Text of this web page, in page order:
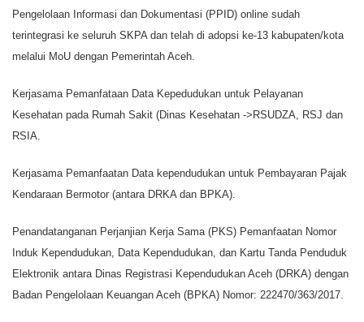
Pengelolaan Informasi dan Dokumentasi (PPID) online sudah
terintegrasi ke seluruh SKPA dan telah di adopsi ke-13 kabupaten/kota
melalui MoU dengan Pemerintah Aceh.
Kerjasama Pemanfataan Data Kepedudukan untuk Pelayanan
Kesehatan pada Rumah Sakit (Dinas Kesehatan ->RSUDZA, RSJ dan
RSIA.
Kerjasama Pemanfaatan Data kependudukan untuk Pembayaran Pajak
Kendaraan Bermotor (antara DRKA dan BPKA).
Penandatanganan Perjanjian Kerja Sama (PKS) Pemanfaatan Nomor
Induk Kependudukan, Data Kependudukan, dan Kartu Tanda Penduduk
Elektronik antara Dinas Registrasi Kependudukan Aceh (DRKA) dengan
Badan Pengelolaan Keuangan Aceh (BPKA) Nomor: 222470/363/2017.